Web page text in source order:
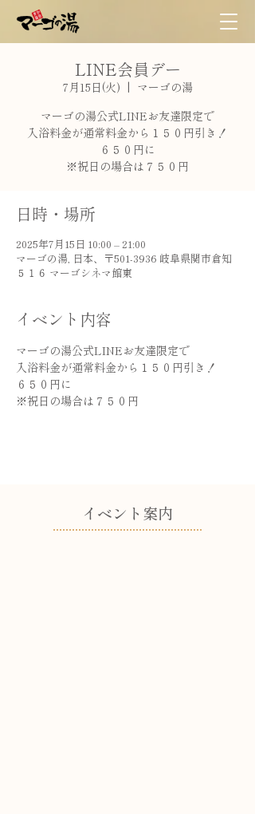
LINE会員デー
7月15日(火)
  |
マーゴの湯
マーゴの湯公式LINEお友達限定で
入浴料金が通常料金から１５０円引き！
６５０円に
※祝日の場合は７５０円
日時・場所
2025年7月15日 10:00 – 21:00
マーゴの湯, 日本、〒501-3936 岐阜県関市倉知
５１６ マーゴシネマ館東
イベント内容
マーゴの湯公式LINEお友達限定で
入浴料金が通常料金から１５０円引き！
６５０円に
※祝日の場合は７５０円
​イベント案内